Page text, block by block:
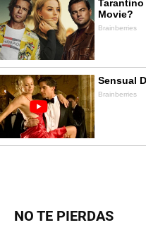
NO TE PIERDAS